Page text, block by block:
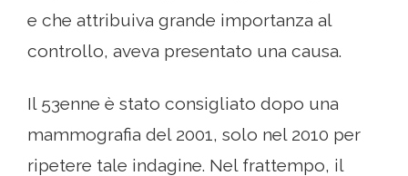
e che attribuiva grande importanza al
controllo, aveva presentato una causa.
Il 53enne è stato consigliato dopo una
mammografia del 2001, solo nel 2010 per
ripetere tale indagine. Nel frattempo, il